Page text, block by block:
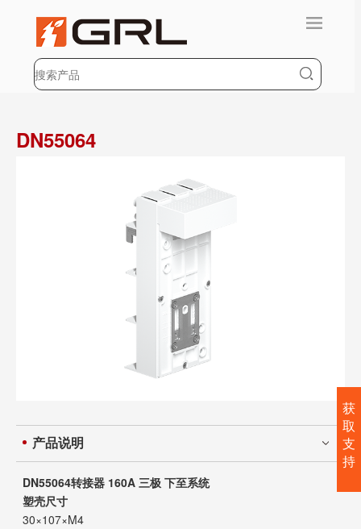
DN55064
产品说明
DN55064转接器 160A 三极 下至系统
塑壳尺寸
30×107×M4
获
取
支
持